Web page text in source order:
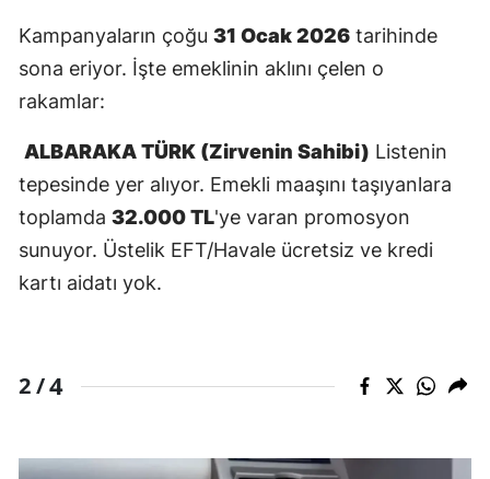
Malatya
Manisa
Mardin
Muğla
Muş
Ordu
Sakarya
Kampanyaların çoğu 31 Ocak 2026 tarihinde
sona eriyor. İşte emeklinin aklını çelen o
rakamlar:
ALBARAKA TÜRK (Zirvenin Sahibi) Listenin
tepesinde yer alıyor. Emekli maaşını taşıyanlara
toplamda 32.000 TL'ye varan promosyon
sunuyor. Üstelik EFT/Havale ücretsiz ve kredi
kartı aidatı yok.
2 /4